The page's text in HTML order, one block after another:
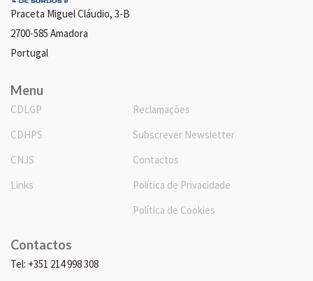
Praceta Miguel Cláudio, 3-B
2700-585 Amadora
Portugal
Menu
CDLGP
CDHPS
CNJS
Links
Reclamações
Subscrever Newsletter
Contactos
Política de Privacidade
Política de Cookies
Contactos
Tel: +351 214 998 308